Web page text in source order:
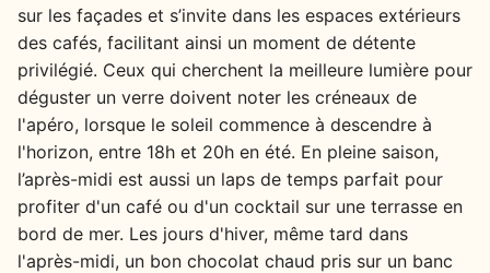
sur les façades et s’invite dans les espaces extérieurs
des cafés, facilitant ainsi un moment de détente
privilégié. Ceux qui cherchent la meilleure lumière pour
déguster un verre doivent noter les créneaux de
l'apéro, lorsque le soleil commence à descendre à
l'horizon, entre 18h et 20h en été. En pleine saison,
l’après-midi est aussi un laps de temps parfait pour
profiter d'un café ou d'un cocktail sur une terrasse en
bord de mer. Les jours d'hiver, même tard dans
l'après-midi, un bon chocolat chaud pris sur un banc